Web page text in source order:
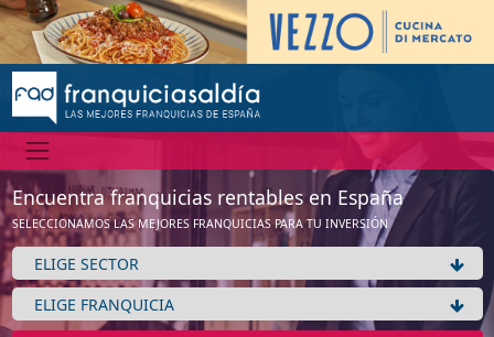
Encuentra franquicias rentables en España
SELECCIONAMOS LAS MEJORES FRANQUICIAS PARA TU INVERSIÓN